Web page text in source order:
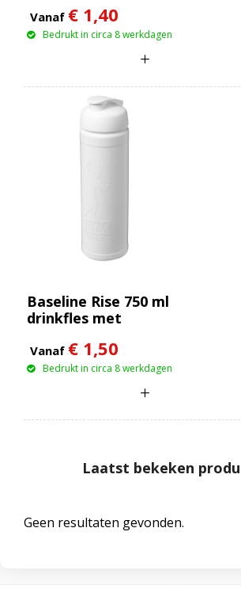
Vanaf € 1,40
Bedrukt in circa 8 werkdagen
Baseline Rise 750 ml
drinkfles met
Vanaf € 1,50
Bedrukt in circa 8 werkdagen
Laatst bekeken
Geen resultaten gevonden.